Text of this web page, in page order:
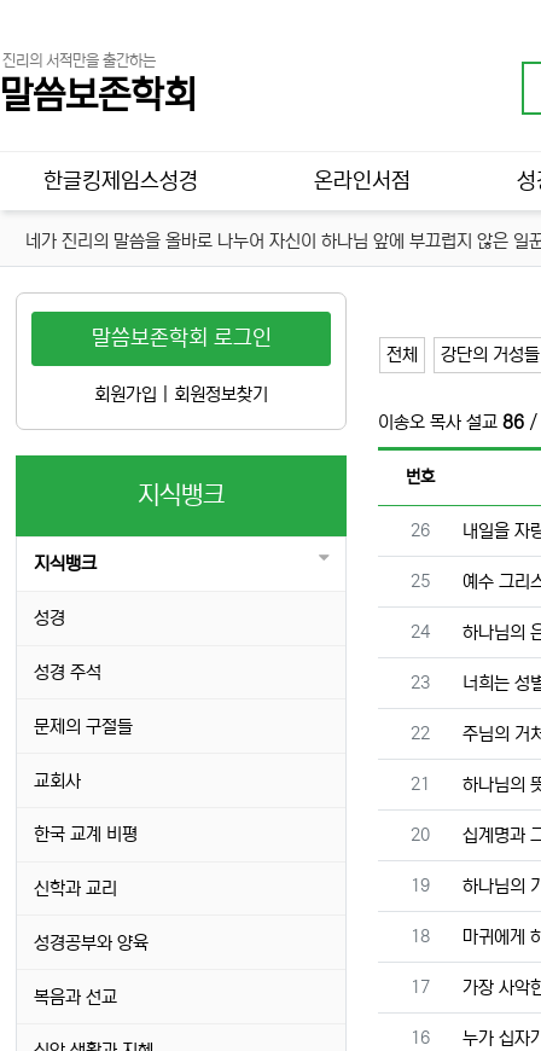
진리의 서적만을 출간하는
말씀보존학회
메인 메뉴
한글킹제임스성경 온라인서점 성
네가 진리의 말씀을 올바로 나누어 자신이 하나님 앞에 부끄럽지 않은
전체 강단의 거성들
이송오 목사 설교 86 /
번호
번호
26 내일을 자
번호
25 예수 그리
번호
24 하나님의
번호
23 너희는
번호
22 주님의 거
번호
21 하나님의
번호
20 십계명과
번호
19 하나님의
번호
18 마귀에게
번호
17 가장 사악
번호
16 누가 십자
말씀보존학회 로그인
회원가입 회원정보찾기
지식뱅크
지식뱅크
성경
성경 주석
문제의 구절들
교회사
한국 교계 비평
신학과 교리
성경공부와 양육
복음과 선교